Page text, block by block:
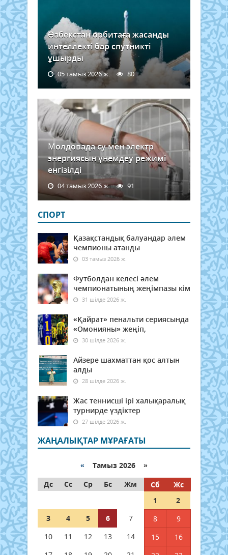
Өзбекстан орбитаға жасанды
интеллекті бар спутникті
ұшырды
05 тамыз 2026 ж. 80
Молдовада су мен электр
энергиясын үнемдеу режимі
енгізілді
04 тамыз 2026 ж. 91
СПОРТ
Қазақстандық балуандар әлем
чемпионы атанды
03 тамыз 2026 ж.
Футболдан келесі әлем
чемпионатының жеңімпазы кім
31 шілде 2026 ж.
«Қайрат» пенальти сериясында
«Омонияны» жеңіп,
30 шілде 2026 ж.
Айзере шахматтан қос алтын
алды
28 шілде 2026 ж.
Жас теннисші ірі халықаралық
турнирде үздіктер
27 шілде 2026 ж.
ЖАҢАЛЫҚТАР МҰРАҒАТЫ
« Тамыз 2026 »
Дс
Сс Ср Бс Жм Сб
Жс
1
2
3
4 5 6 7 8
9
10
11 12 13 14 15
16